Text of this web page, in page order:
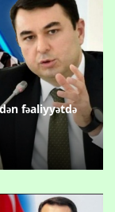
fəaliyyətdə